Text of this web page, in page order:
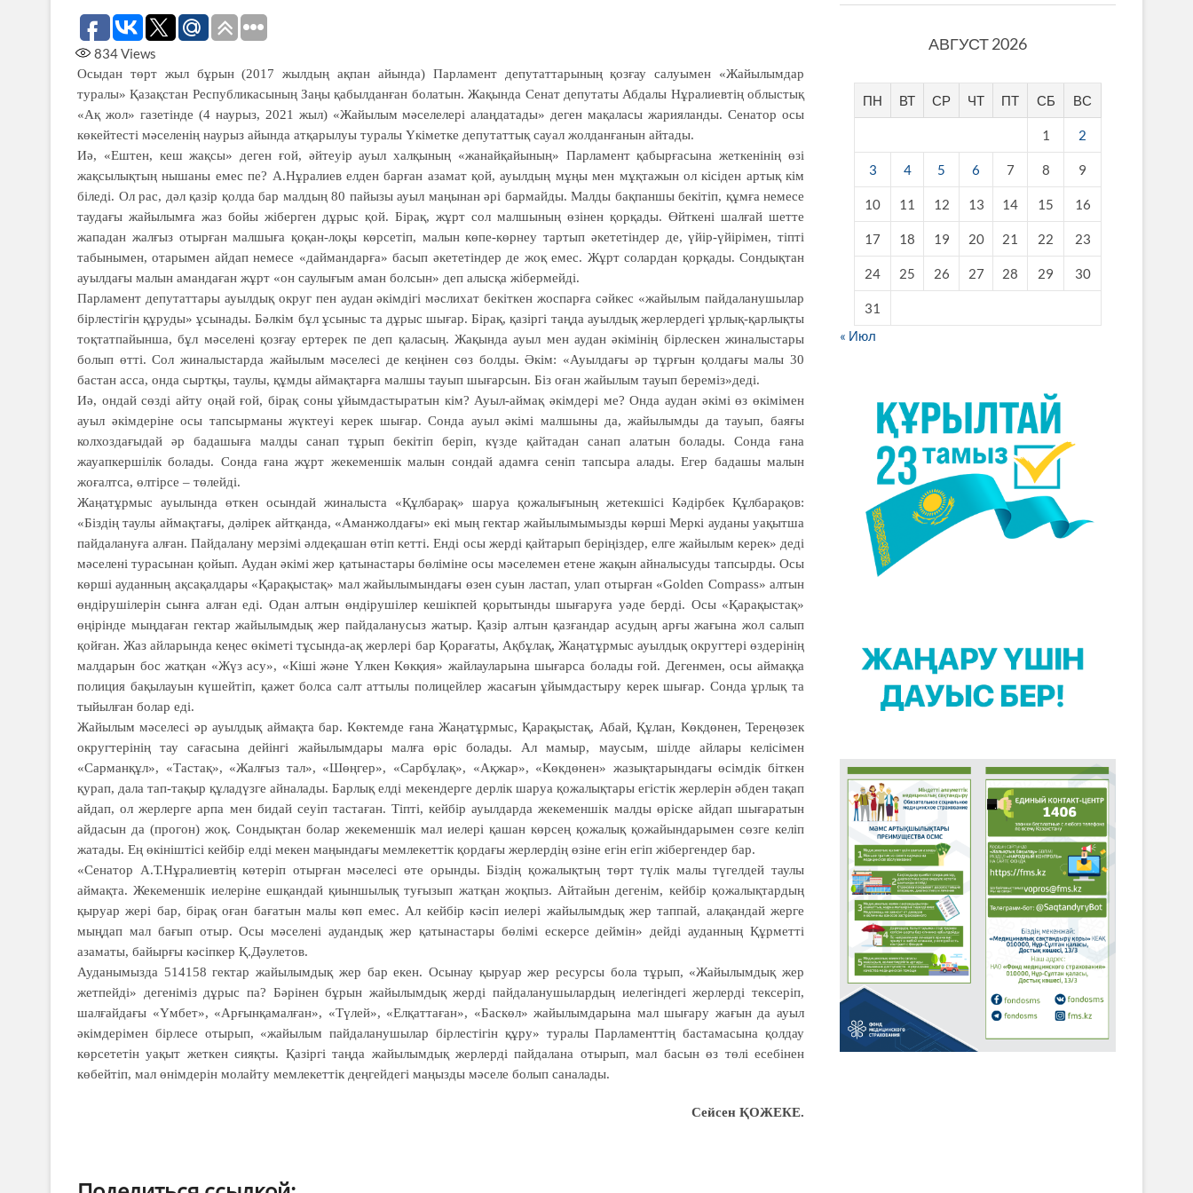
834Views
Осыдан төрт жыл бұрын (2017 жылдың ақпан айында) Парламент депутаттарының қозғау салуымен «Жайылымдар
туралы» Қазақстан Республикасының Заңы қабылданған болатын. Жақында Сенат депутаты Абдалы Нұралиевтің облыстық
«Ақ жол» газетінде (4 наурыз, 2021 жыл) «Жайылым мәселелері алаңдатады» деген мақаласы жарияланды. Сенатор осы
көкейтесті мәселенің наурыз айында атқарылуы туралы Үкіметке депутаттық сауал жолданғанын айтады.
Иә, «Ештен, кеш жақсы» деген ғой, әйтеуір ауыл халқының «жанайқайының» Парламент қабырғасына жеткенінің өзі
жақсылықтың нышаны емес пе? А.Нұралиев елден барған азамат қой, ауылдың мұңы мен мұқтажын ол кісіден артық кім
біледі. Ол рас, дәл қазір қолда бар малдың 80 пайызы ауыл маңынан әрі бармайды. Малды бақпаншы бекітіп, құмға немесе
таудағы жайылымға жаз бойы жіберген дұрыс қой. Бірақ, жұрт сол малшының өзінен қорқады. Өйткені шалғай шетте
жападан жалғыз отырған малшыға қоқан-лоқы көрсетіп, малын көпе-көрнеу тартып әкететіндер де, үйір-үйірімен, тіпті
табынымен, отарымен айдап немесе «даймандарға» басып әкететіндер де жоқ емес. Жұрт солардан қорқады. Сондықтан
ауылдағы малын амандаған жұрт «он саулығым аман болсын» деп алысқа жібермейді.
Парламент депутаттары ауылдық округ пен аудан әкімдігі мәслихат бекіткен жоспарға сәйкес «жайылым пайдаланушылар
бірлестігін құруды» ұсынады. Бәлкім бұл ұсыныс та дұрыс шығар. Бірақ, қазіргі таңда ауылдық жерлердегі ұрлық-қарлықты
тоқтатпайынша, бұл мәселені қозғау ертерек пе деп қаласың. Жақында ауыл мен аудан әкімінің бірлескен жиналыстары
болып өтті. Сол жиналыстарда жайылым мәселесі де кеңінен сөз болды. Әкім: «Ауылдағы әр тұрғын қолдағы малы 30
бастан асса, онда сыртқы, таулы, құмды аймақтарға малшы тауып шығарсын. Біз оған жайылым тауып береміз»деді.
Иә, ондай сөзді айту оңай ғой, бірақ соны ұйымдастыратын кім? Ауыл-аймақ әкімдері ме? Онда аудан әкімі өз өкімімен
ауыл әкімдеріне осы тапсырманы жүктеуі керек шығар. Сонда ауыл әкімі малшыны да, жайылымды да тауып, баяғы
колхоздағыдай әр бадашыға малды санап тұрып бекітіп беріп, күзде қайтадан санап алатын болады. Сонда ғана
жауапкершілік болады. Сонда ғана жұрт жекеменшік малын сондай адамға сеніп тапсыра алады. Егер бадашы малын
жоғалтса, өлтірсе – төлейді.
Жаңатұрмыс ауылында өткен осындай жиналыста «Құлбарақ» шаруа қожалығының жетекшісі Кәдірбек Құлбарақов:
«Біздің таулы аймақтағы, дәлірек айтқанда, «Аманжолдағы» екі мың гектар жайылымымызды көрші Меркі ауданы уақытша
пайдалануға алған. Пайдалану мерзімі әлдеқашан өтіп кетті. Енді осы жерді қайтарып беріңіздер, елге жайылым керек» деді
мәселені турасынан қойып. Аудан әкімі жер қатынастары бөліміне осы мәселемен етене жақын айналысуды тапсырды. Осы
көрші ауданның ақсақалдары «Қарақыстақ» мал жайылымындағы өзен суын ластап, улап отырған «Golden Compass» алтын
өндірушілерін сынға алған еді. Одан алтын өндірушілер кешікпей қорытынды шығаруға уәде берді. Осы «Қарақыстақ»
өңірінде мыңдаған гектар жайылымдық жер пайдаланусыз жатыр. Қазір алтын қазғандар асудың арғы жағына жол салып
қойған. Жаз айларында кеңес өкіметі тұсында-ақ жерлері бар Қорағаты, Ақбұлақ, Жаңатұрмыс ауылдық округтері өздерінің
малдарын бос жатқан «Жүз асу», «Кіші және Үлкен Көкқия» жайлауларына шығарса болады ғой. Дегенмен, осы аймаққа
полиция бақылауын күшейтіп, қажет болса салт аттылы полицейлер жасағын ұйымдастыру керек шығар. Сонда ұрлық та
тыйылған болар еді.
Жайылым мәселесі әр ауылдық аймақта бар. Көктемде ғана Жаңатұрмыс, Қарақыстақ, Абай, Құлан, Көкдөнен, Тереңөзек
округтерінің тау сағасына дейінгі жайылымдары малға өріс болады. Ал мамыр, маусым, шілде айлары келісімен
«Сарманқұл», «Тастақ», «Жалғыз тал», «Шөңгер», «Сарбұлақ», «Ақжар», «Көкдөнен» жазықтарындағы өсімдік біткен
қурап, дала тап-тақыр құладүзге айналады. Барлық елді мекендерге дерлік шаруа қожалықтары егістік жерлерін әбден тақап
айдап, ол жерлерге арпа мен бидай сеуіп тастаған. Тіпті, кейбір ауылдарда жекеменшік малды өріске айдап шығаратын
айдасын да (прогон) жоқ. Сондықтан болар жекеменшік мал иелері қашан көрсең қожалық қожайындарымен сөзге келіп
жатады. Ең өкініштісі кейбір елді мекен маңындағы мемлекеттік қордағы жерлердің өзіне егін егіп жібергендер бар.
«Сенатор А.Т.Нұралиевтің көтеріп отырған мәселесі өте орынды. Біздің қожалықтың төрт түлік малы түгелдей таулы
аймақта. Жекеменшік иелеріне ешқандай қиыншылық туғызып жатқан жоқпыз. Айтайын дегенім, кейбір қожалықтардың
қыруар жері бар, бірақ оған бағатын малы көп емес. Ал кейбір кәсіп иелері жайылымдық жер таппай, алақандай жерге
мыңдап мал бағып отыр. Осы мәселені аудандық жер қатынастары бөлімі ескерсе деймін» дейді ауданның Құрметті
азаматы, байырғы кәсіпкер Қ.Дәулетов.
Ауданымызда 514158 гектар жайылымдық жер бар екен. Осынау қыруар жер ресурсы бола тұрып, «Жайылымдық жер
жетпейді» дегеніміз дұрыс па? Бәрінен бұрын жайылымдық жерді пайдаланушылардың иелегіндегі жерлерді тексеріп,
шалғайдағы «Үмбет», «Арғынқамалған», «Түлей», «Елқаттаған», «Баскөл» жайылымдарына мал шығару жағын да ауыл
әкімдерімен бірлесе отырып, «жайылым пайдаланушылар бірлестігін құру» туралы Парламенттің бастамасына қолдау
көрсететін уақыт жеткен сияқты. Қазіргі таңда жайылымдық жерлерді пайдалана отырып, мал басын өз төлі есебінен
көбейтіп, мал өнімдерін молайту мемлекеттік деңгейдегі маңызды мәселе болып саналады.
Сейсен ҚОЖЕКЕ.
АВГУСТ 2026
ПН ВТ СР ЧТ ПТ СБ ВС
1 2
3 4 5 6 7 8 9
10 11 12 13 14 15 16
17 18 19 20 21 22 23
24 25 26 27 28 29 30
31
« Июл